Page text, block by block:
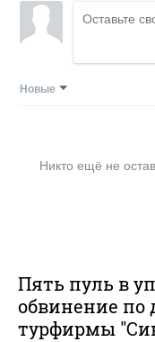
Новые
Никто ещё не
Пять пуль в
обвинение по
турфирмы